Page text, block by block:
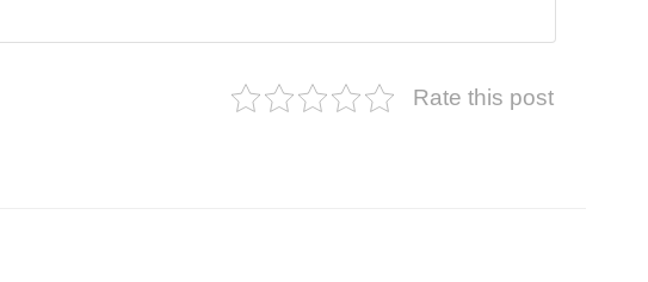
Rate this post